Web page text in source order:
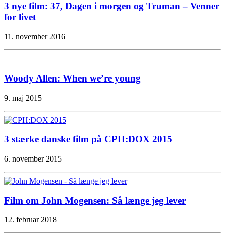
3 nye film: 37, Dagen i morgen og Truman – Venner
for livet
11. november 2016
Woody Allen: When we’re young
9. maj 2015
3 stærke danske film på CPH:DOX 2015
6. november 2015
Film om John Mogensen: Så længe jeg lever
12. februar 2018